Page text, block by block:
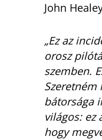
John
„Ez az
orosz
szemben.
Szeretném
bátorsága
világos: ez
hogy